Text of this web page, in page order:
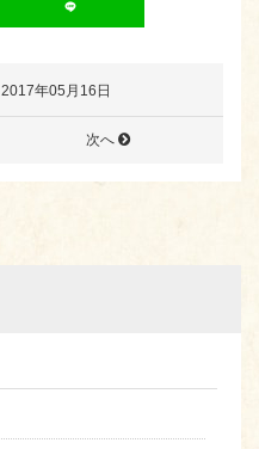
2017年05月16日
次へ